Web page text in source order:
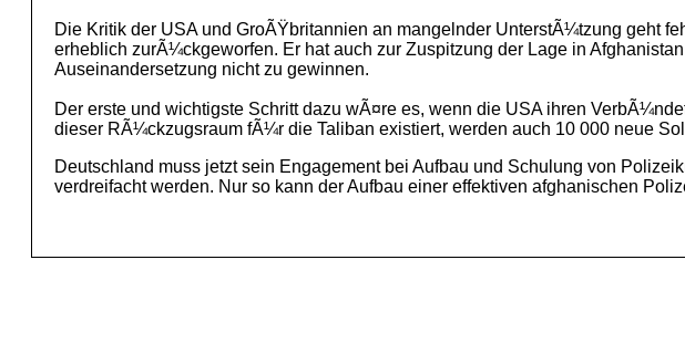
Die Kritik der USA und GroÃŸbritannien an mangelnder UnterstÃ¼tzung geht
erheblich zurÃ¼ckgeworfen. Er hat auch zur Zuspitzung der Lage in
Auseinandersetzung nicht zu gewinnen.
Der erste und wichtigste Schritt dazu wÃ¤re es, wenn die USA ihren
dieser RÃ¼ckzugsraum fÃ¼r die Taliban existiert, werden auch 10 000 neue
Deutschland muss jetzt sein Engagement bei Aufbau und Schulung von
verdreifacht werden. Nur so kann der Aufbau einer effektiven afghanischen